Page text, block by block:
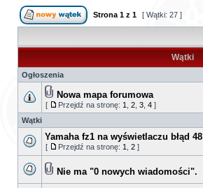
Strona 1 z 1 [ Wątki: 27 ]
Wątki
Ogłoszenia
Nowa mapa forumowa
[ Przejdź na stronę: 1 2 3 4 ]
Wątki
Yamaha fz1 na wyświetlaczu błąd 48
[ Przejdź na stronę: 1 2 ]
Nie ma "0 nowych wiadomości".